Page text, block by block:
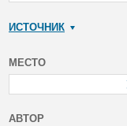
ИСТОЧНИК
МЕСТО
АВТОР